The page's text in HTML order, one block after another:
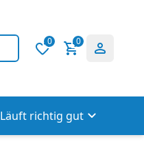
0 0
Läuft richtig gut